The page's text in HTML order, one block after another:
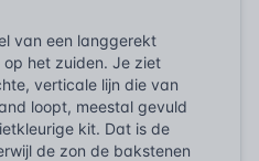
van een langgerekt
het zuiden. Je ziet
verticale lijn die van
loopt, meestal gevuld
kit. Dat is de
de zon de bakstenen